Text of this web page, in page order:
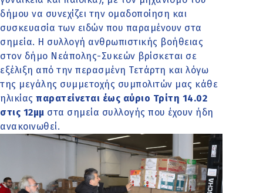
δήμου να συνεχίζει την ομαδοποίηση και
συσκευασία των ειδών που παραμένουν στα
σημεία. Η συλλογή ανθρωπιστικής βοήθειας
στον δήμο Νεάπολης-Συκεών βρίσκεται σε
εξέλιξη από την περασμένη Τετάρτη και λόγω
της μεγάλης συμμετοχής συμπολιτών μας κάθε
ηλικίας παρατείνεται έως αύριο Τρίτη 14.02
στις 12μμ στα σημεία συλλογής που έχουν ήδη
ανακοινωθεί.